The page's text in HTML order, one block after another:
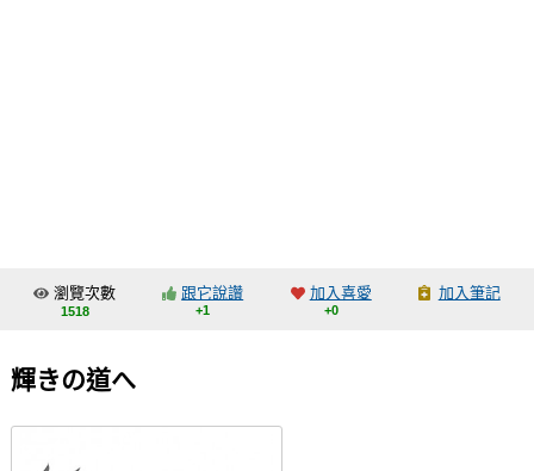
交流中心
會員功能選單
瀏覽次數
1518
跟它說讚
+1
加入喜愛
+0
加入筆記
輝きの道へ